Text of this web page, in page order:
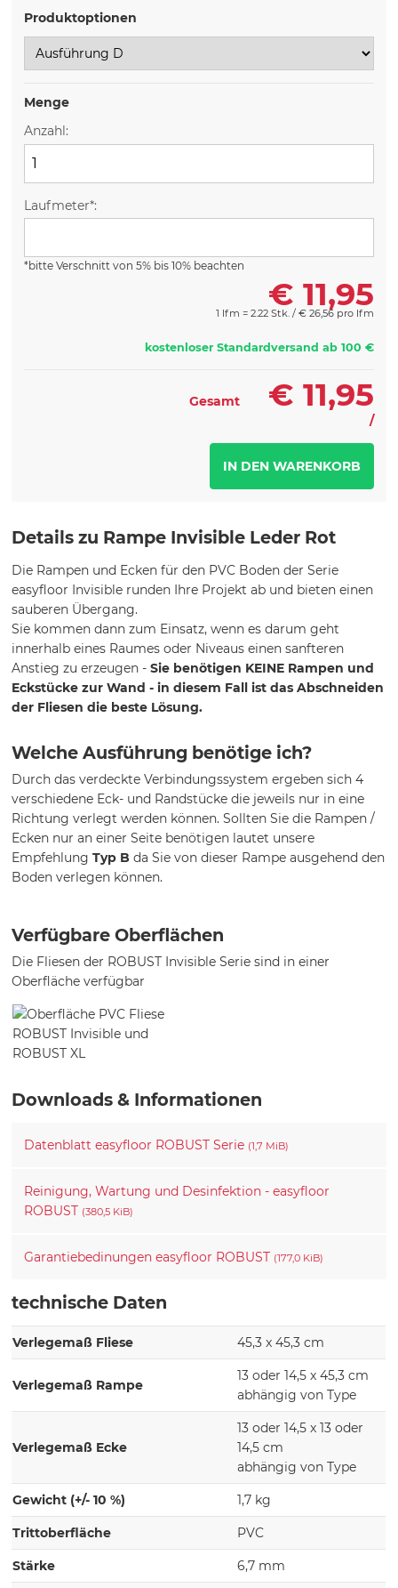
Produktoptionen
Menge
Anzahl:
Laufmeter*:
*bitte Verschnitt von 5% bis 10% beachten
€ 11,95
1 lfm = 2.22 Stk. / €26,56 pro lfm
kostenloser Standardversand ab 100 €
Gesamt € 11,95
/
Details zu Rampe Invisible Leder Rot
Die Rampen und Ecken für den PVC Boden der Serie
easyfloor Invisible runden Ihre Projekt ab und bieten einen
sauberen Übergang.
Sie kommen dann zum Einsatz, wenn es darum geht
innerhalb eines Raumes oder Niveaus einen sanfteren
Anstieg zu erzeugen -Sie benötigen KEINE Rampen und
Eckstücke zur Wand - in diesem Fall ist das Abschneiden
der Fliesen die beste Lösung.
Welche Ausführung benötige ich?
Durch das verdeckte Verbindungssystem ergeben sich 4
verschiedene Eck- und Randstücke die jeweils nur in eine
Richtung verlegt werden können. Sollten Sie die Rampen /
Ecken nur an einer Seite benötigen lautet unsere
EmpfehlungTyp B da Sie von dieser Rampe ausgehend den
Boden verlegen können.
Verfügbare Oberflächen
Die Fliesen der ROBUST Invisible Serie sind in einer
Oberfläche verfügbar
Downloads & Informationen
Datenblatt easyfloor ROBUST Serie (1,7 MiB)
Reinigung, Wartung und Desinfektion - easyfloor
ROBUST (380,5 KiB)
Garantiebedinungen easyfloor ROBUST (177,0 KiB)
technische Daten
Verlegemaß Fliese 45,3 x 45,3 cm
Verlegemaß Rampe
13 oder 14,5 x 45,3 cm
abhängig von Type
Verlegemaß Ecke
13 oder 14,5 x 13 oder
14,5 cm
abhängig von Type
Gewicht (+/- 10 %) 1,7 kg
Trittoberfläche PVC
Stärke 6,7 mm